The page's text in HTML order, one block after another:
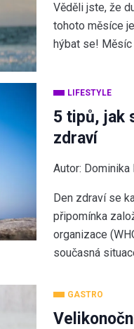
Věděli jste, že
tohoto měsíce
hýbat se! Měsíc
LIFESTYLE
5 tipů, jak
zdraví
Autor: Dominika
Den zdraví se
připomínka
organizace
současná
GASTRO